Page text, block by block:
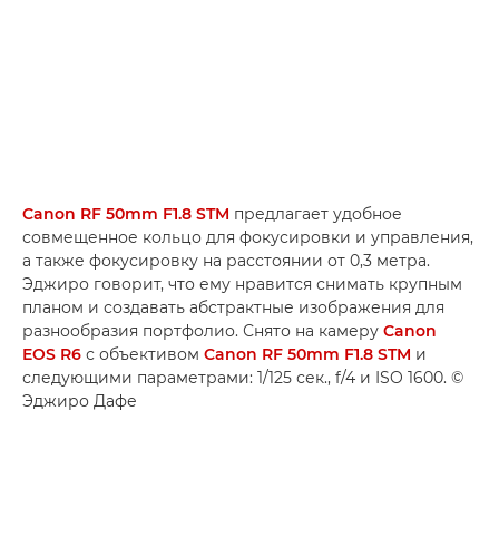
Canon RF 50mm F1.8 STM предлагает удобное
совмещенное кольцо для фокусировки и управления,
а также фокусировку на расстоянии от 0,3 метра.
Эджиро говорит, что ему нравится снимать крупным
планом и создавать абстрактные изображения для
разнообразия портфолио. Снято на камеру Canon
EOS R6 с объективом Canon RF 50mm F1.8 STM и
следующими параметрами: 1/125 сек., f/4 и ISO 1600. ©
Эджиро Дафе